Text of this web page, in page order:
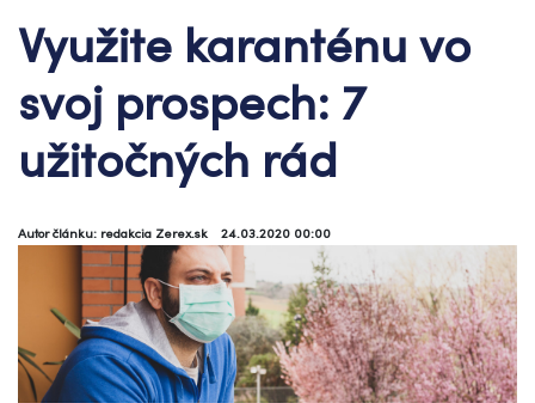
Využite karanténu vo
svoj prospech: 7
užitočných rád
Autor článku: redakcia Zerex.sk 24.03.2020 00:00